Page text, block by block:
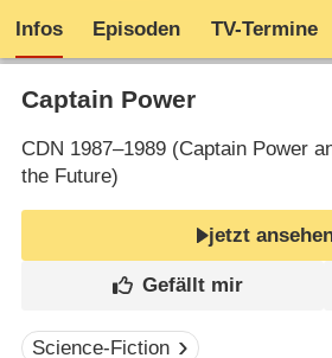
Infos Episoden TV-Termine
Captain Power
CDN 1987–1989 (Captain Power
the Future)
jetzt
Science-Fiction